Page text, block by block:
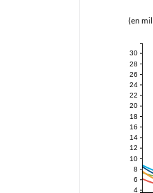
(en
4
6
8
10
12
14
16
18
20
22
24
26
28
30